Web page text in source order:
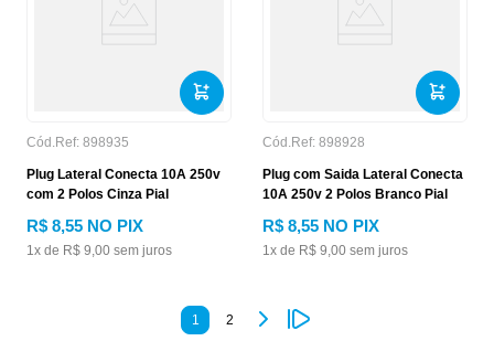
Cód.Ref: 898935
Plug Lateral Conecta 10A 250v
com 2 Polos Cinza Pial
R$ 8,55 NO PIX
1x de R$ 9,00 sem juros
Cód.Ref: 898928
Plug com Saida Lateral Conecta
10A 250v 2 Polos Branco Pial
R$ 8,55 NO PIX
1x de R$ 9,00 sem juros
1 2